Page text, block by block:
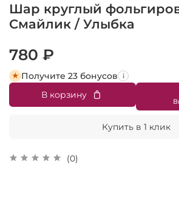
Шар круглый
Смайлик / Улыбка
(0)
780 ₽
Получите 23 бонусов i
В корзину
Купить в 1 клик